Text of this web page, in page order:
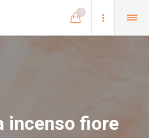
0
incenso fiore